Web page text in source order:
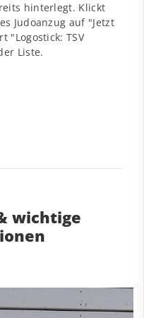
hinterlegt. Klickt
Judoanzug auf "Jetzt
"Logostick: TSV
Liste.
wichtige